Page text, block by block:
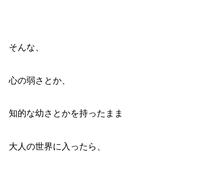
そんな、
心の弱さとか、
知的な幼さとかを持ったまま
大人の世界に入ったら、